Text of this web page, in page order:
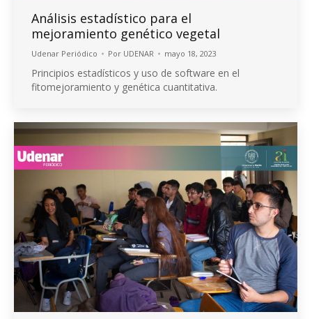
Análisis estadístico para el
mejoramiento genético vegetal
Udenar Periódico Por UDENAR mayo 18, 2023
Principios estadísticos y uso de software en el
fitomejoramiento y genética cuantitativa.